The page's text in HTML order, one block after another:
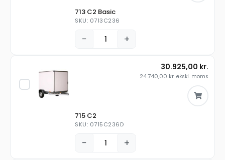
713 C2 Basic
SKU: 0713C236
− +
715 C2
SKU: 0715C236D
− +
30.925,00 kr.
24.740,00 kr. ekskl. moms